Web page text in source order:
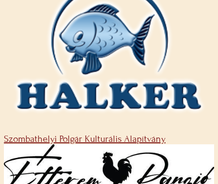
Szombathelyi Polgár Kulturális Alapítvány